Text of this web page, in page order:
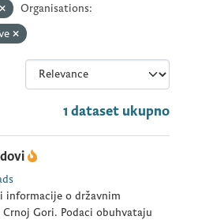
Organisations:
1 dataset ukupno
informacije o državnim
Gori. Podaci obuhvataju